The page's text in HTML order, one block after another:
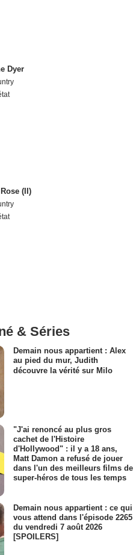
Dyer
(II)
& Séries
Demain nous appartient : Alex
au pied du mur, Judith
découvre la vérité sur Milo
"J'ai renoncé au plus gros
cachet de l'Histoire
d'Hollywood" : il y a 18 ans,
Matt Damon a refusé de jouer
dans l'un des meilleurs films de
super-héros de tous les temps
Demain nous appartient : ce qui
vous attend dans l'épisode 2265
du vendredi 7 août 2026
[SPOILERS]